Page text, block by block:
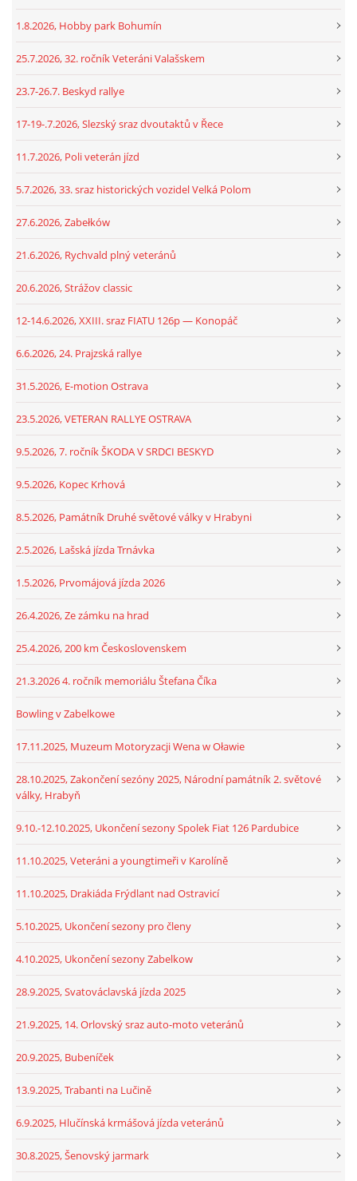
1.8.2026, Hobby park Bohumín
25.7.2026, 32. ročník Veteráni Valašskem
23.7-26.7. Beskyd rallye
17-19-.7.2026, Slezský sraz dvoutaktů v Řece
11.7.2026, Poli veterán jízd
5.7.2026, 33. sraz historických vozidel Velká Polom
27.6.2026, Zabełków
21.6.2026, Rychvald plný veteránů
20.6.2026, Strážov classic
12-14.6.2026, XXIII. sraz FIATU 126p — Konopáč
6.6.2026, 24. Prajzská rallye
31.5.2026, E-motion Ostrava
23.5.2026, VETERAN RALLYE OSTRAVA
9.5.2026, 7. ročník ŠKODA V SRDCI BESKYD
9.5.2026, Kopec Krhová
8.5.2026, Památník Druhé světové války v Hrabyni
2.5.2026, Lašská jízda Trnávka
1.5.2026, Prvomájová jízda 2026
26.4.2026, Ze zámku na hrad
25.4.2026, 200 km Československem
21.3.2026 4. ročník memoriálu Štefana Číka
Bowling v Zabelkowe
17.11.2025, Muzeum Motoryzacji Wena w Oławie
28.10.2025, Zakončení sezóny 2025, Národní památník 2. světové
války, Hrabyň
9.10.-12.10.2025, Ukončení sezony Spolek Fiat 126 Pardubice
11.10.2025, Veteráni a youngtimeři v Karolíně
11.10.2025, Drakiáda Frýdlant nad Ostravicí
5.10.2025, Ukončení sezony pro členy
4.10.2025, Ukončení sezony Zabelkow
28.9.2025, Svatováclavská jízda 2025
21.9.2025, 14. Orlovský sraz auto-moto veteránů
20.9.2025, Bubeníček
13.9.2025, Trabanti na Lučině
6.9.2025, Hlučínská krmášová jízda veteránů
30.8.2025, Šenovský jarmark